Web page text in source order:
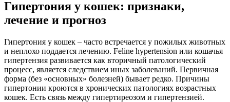
Гипертония у кошек: признаки,
лечение и прогноз
Гипертония у кошек – часто встречается у пожилых животных
и неплохо поддается лечению. Feline hypertension или кошачья
гипертензия развивается как вторичный патологический
процесс, является следствием иных заболеваний. Первичная
форма (без «основных» болезней) бывает редко. Причины
гипертонии кроются в хронических патологиях возрастных
кошек. Есть связь между гипертиреозом и гипертензией.